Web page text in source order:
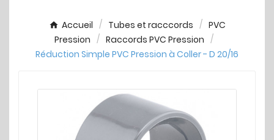
Accueil Tubes et racccords
PVC
Pression
Raccords PVC Pression
Réduction Simple PVC Pression à Coller - D 20/16